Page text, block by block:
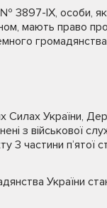
№ 3897-ІХ, особи,
мають право
громадянства
Силах України,
з військової
3 частини п’ятої
України